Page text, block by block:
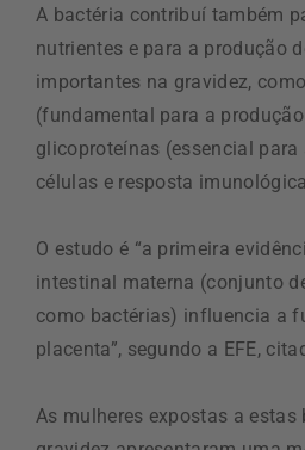
A bactéria contribuí também
nutrientes e para a produção
importantes na gravidez,
(fundamental para a
glicoproteínas (essencial
células e resposta
O estudo é “a primeira
intestinal materna (conjunto
como bactérias) influencia a
placenta”, segundo a EFE,
As mulheres expostas a estas